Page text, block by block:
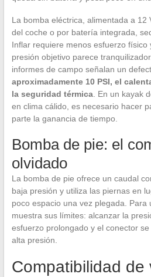
La bomba eléctrica, alimentada a 12
del coche o por batería integrada,
Inflar requiere menos esfuerzo físico
presión objetivo parece
informes de campo señalan un
aproximadamente 10 PSI, el
la seguridad térmica. En un kayak
en clima cálido, es necesario hacer
parte la ganancia de tiempo.
Bomba de pie: el
olvidado
La bomba de pie ofrece un caudal
baja presión y utiliza las piernas en
poco espacio una vez plegada. Para
muestra sus límites: alcanzar la
esfuerzo prolongado y el conector
alta presión.
Compatibilidad de